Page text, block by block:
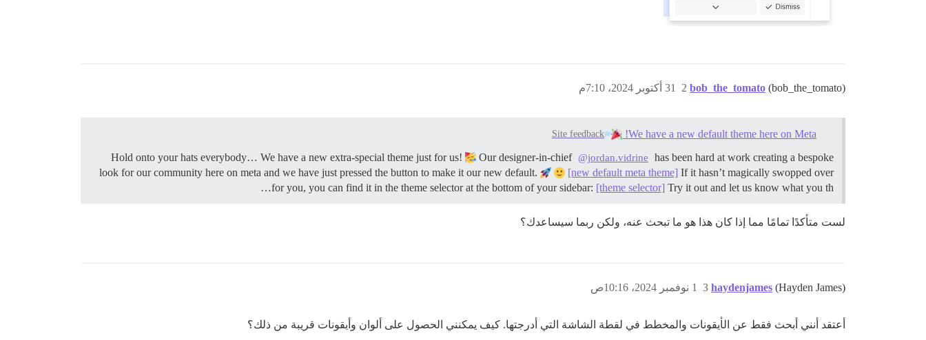
bob_the_tomato (bob_the_tomato) 31 أكتوبر 2024، 7:10م 2
We have a new default theme here on Meta!
Site feedback
Hold onto your hats everybody… We have a new extra-special theme just for us! Our designer-in-chief @jordan.vidrine
has been hard at work creating a bespoke
look for our community here on meta and we have just pressed the button to make it our new default.
[new default meta theme] If it hasn’t magically swopped over
for you, you can find it in the theme selector at the bottom of your sidebar: [theme selector] Try it out and let us know what you th…
لست متأكدًا تمامًا مما إذا كان هذا هو ما تبحث عنه، ولكن ربما سيساعدك؟
haydenjames (Hayden James) 1 نوفمبر 2024، 10:16ص 3
أعتقد أنني أبحث فقط عن الأيقونات والمخطط في لقطة الشاشة التي أدرجتها. كيف يمكنني الحصول على ألوان وأيقونات قريبة من ذلك؟